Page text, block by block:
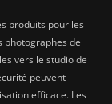
produits pour les
photographes de
vers le studio de
peuvent
efficace. Les